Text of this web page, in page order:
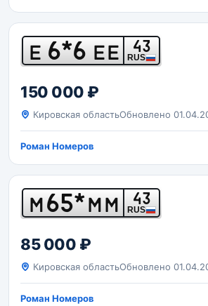
Е 6*6 ЕЕ 43
RUS
150 000 ₽
Кировская областьОбновлено
Роман Номеров
М65*ММ 43
RUS
85 000 ₽
Кировская областьОбновлено
Роман Номеров